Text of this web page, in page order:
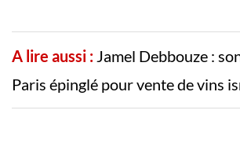
A lire aussi : Jamel Debbouze :
Paris épinglé pour vente de vins